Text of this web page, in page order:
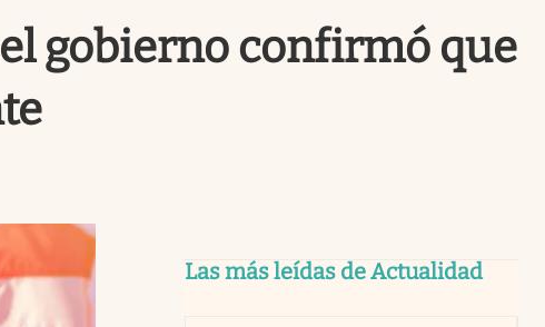
gobierno confirmó que
Las más leídas de Actualidad